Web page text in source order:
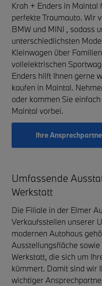
Krah + Enders in Maintal
perfekte Traumauto. Wir
BMW und MINI , sodass
unterschiedlichsten
Kleinwagen über
vollelektrischen
Enders hilft Ihnen gerne
kaufen in Maintal.
oder kommen Sie
Maintal vorbei.
Ihre
Umfassende
Werkstatt
Die Filiale in der Elmer
Verkaufsstellen unserer
modernen Autohaus
Ausstellungsfläche
Werkstatt, die sich um
kümmert. Damit sind wir
wichtiger